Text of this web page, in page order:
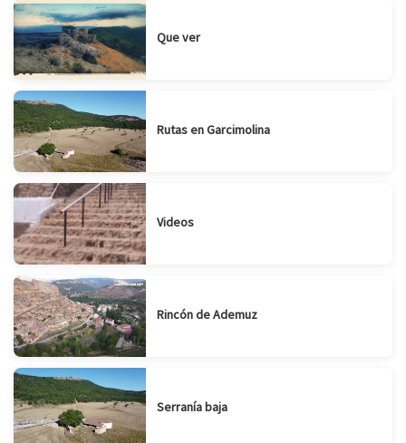
Que ver
Rutas en Garcimolina
Videos
Rincón de Ademuz
Serranía baja